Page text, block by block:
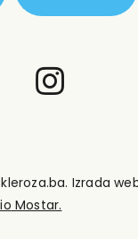
Izrada
Mostar.